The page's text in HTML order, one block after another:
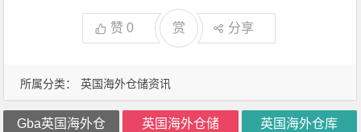
所属分类： 英国海外仓储资讯
赞0 赏 分享
Gba英国海外仓 英国海外仓储 英国海外仓库